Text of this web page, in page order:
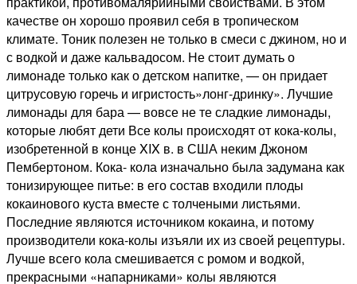
качестве он хорошо проявил себя в тропическом
климате. Тоник полезен не только в смеси с джином, но и
с водкой и даже кальвадосом. Не стоит думать о
лимонаде только как о детском напитке, — он придает
цитрусовую горечь и игристость»лонг-дринку». Лучшие
лимонады для бара — вовсе не те сладкие лимонады,
которые любят дети Все колы происходят от кока-колы,
изобретенной в конце XIX в. в США неким Джоном
Пембертоном. Кока- кола изначально была задумана как
тонизирующее питье: в его состав входили плоды
кокаинового куста вместе с толчеными листьями.
Последние являются источником кокаина, и потому
производители кока-колы изъяли их из своей рецептуры.
Лучше всего кола смешивается с ромом и водкой,
прекрасными «напарниками» колы являются